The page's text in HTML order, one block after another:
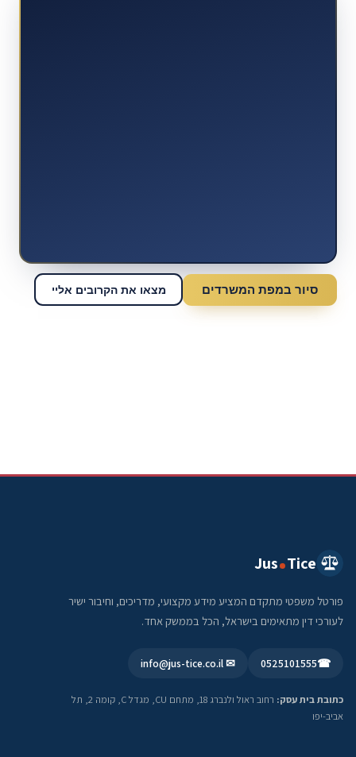
סיור במפת המשרדים מצאו את הקרובים אליי
Jus Tice
פורטל משפטי מתקדם המציע מידע מקצועי, מדריכים, וחיבור ישיר
לעורכי דין מתאימים בישראל, הכל בממשק אחד.
☎
0525101555
✉ info@jus-tice.co.il
כתובת בית עסק:
רחוב ראול ולנברג 18, מתחם CU, מגדל C, קומה 2, תל
אביב-יפו